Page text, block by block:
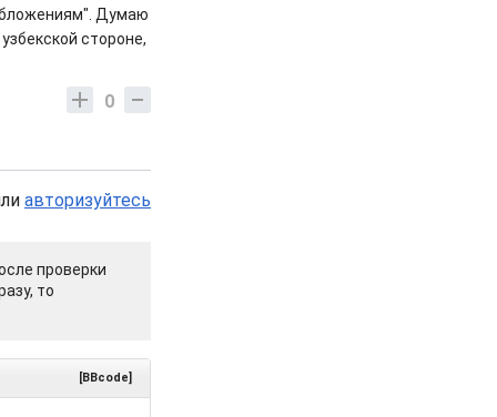
Думаю
стороне,
0
авторизуйтесь
проверки
то
[BBcode]